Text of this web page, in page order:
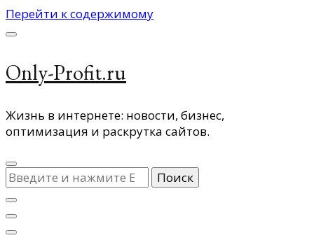
Перейти к содержимому
Only-Profit.ru
Жизнь в интернете: новости, бизнес,
оптимизация и раскрутка сайтов.
Ищите
что-
то?